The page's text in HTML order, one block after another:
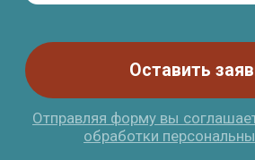
Учёба и переезд в Испанию без стресса и ошибок
Получить стратегию